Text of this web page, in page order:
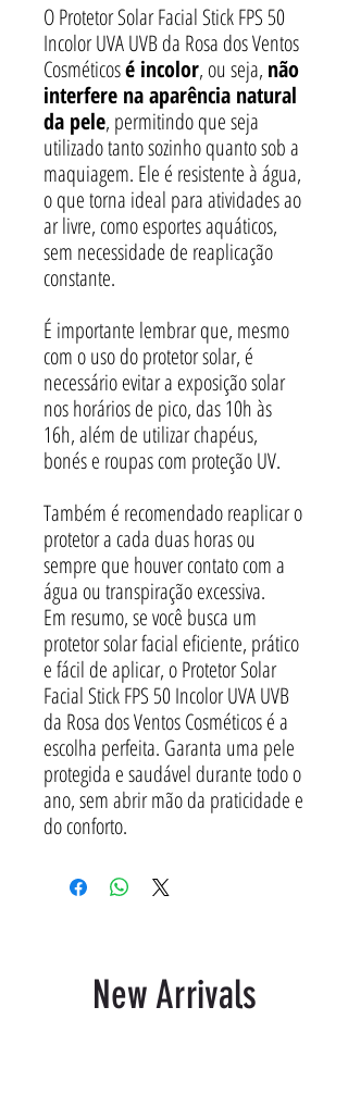
O Protetor Solar Facial Stick FPS 50
Incolor UVA UVB da Rosa dos Ventos
Cosméticosé incolor, ou seja, não
interfere na aparência natural
da pele, permitindo que seja
utilizado tanto sozinho quanto sob a
maquiagem. Ele é resistente à água,
o que torna ideal para atividades ao
ar livre, como esportes aquáticos,
sem necessidade de reaplicação
constante.
É importante lembrar que, mesmo
com o uso do protetor solar, é
necessário evitar a exposição solar
nos horários de pico, das 10h às
16h, além de utilizar chapéus,
bonés e roupas com proteção UV.
Também é recomendado reaplicar o
protetor a cada duas horas ou
sempre que houver contato com a
água ou transpiração excessiva.
Em resumo, se você busca um
protetor solar facial eficiente, prático
e fácil de aplicar, o Protetor Solar
Facial Stick FPS 50 Incolor UVA UVB
da Rosa dos Ventos Cosméticos é a
escolha perfeita. Garanta uma pele
protegida e saudável durante todo o
ano, sem abrir mão da praticidade e
do conforto.
New Arrivals